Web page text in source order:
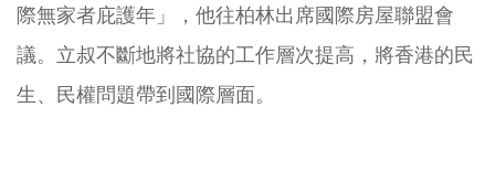
際無家者庇護年」，他往柏林出席國際房屋聯盟會
議。立叔不斷地將社協的工作層次提高，將香港的民
生、民權問題帶到國際層面。